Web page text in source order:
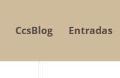
CcsBlog Entradas